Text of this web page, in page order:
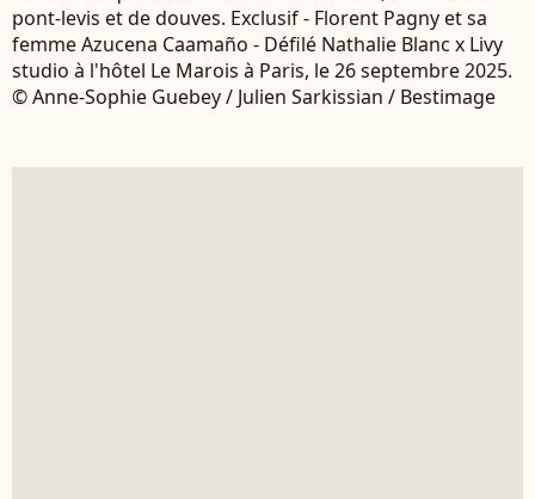
pont-levis et de douves. Exclusif - Florent Pagny et sa
femme Azucena Caamaño - Défilé Nathalie Blanc x Livy
studio à l'hôtel Le Marois à Paris, le 26 septembre 2025.
© Anne-Sophie Guebey / Julien Sarkissian / Bestimage